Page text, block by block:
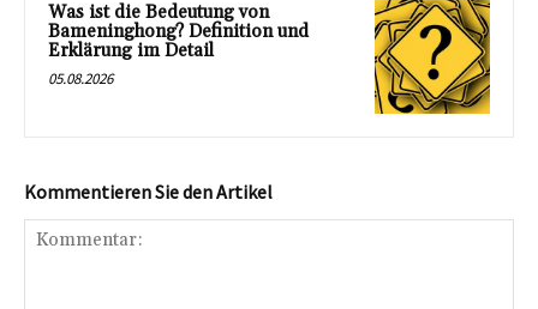
Was ist die Bedeutung von
Bameninghong? Definition und
Erklärung im Detail
05.08.2026
Kommentieren Sie den Artikel